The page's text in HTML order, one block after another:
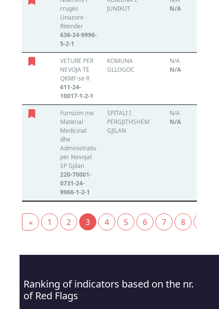
rrugës
Unazore -
Ritender
636-24-9996-
5-2-1
JUNIKUT
N/A
VETURË PËR
NEVOJA TË
QKMF-se R
611-24-
10017-1-2-1
KOMUNA
GLLOGOC
N/A
N/A
Furnizim me
Material
Medicinal
dhe
Administrativ
për Nevojat
SP Gjilan
220-70001-
0731-24-
9966-1-2-1
SPITALI I
PËRGJITHSHËM
GJILAN
N/A
N/A
« 1 2 3(current)
4 5 6 7 8
Ranking of indicators based on the nr.
of Red Flags